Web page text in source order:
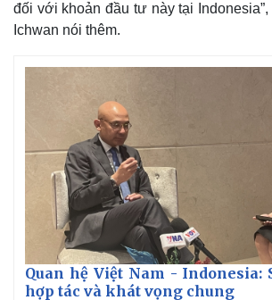
đối với khoản đầu tư này tại
Ichwan nói thêm.
Quan hệ Việt Nam - Indonesia:
hợp tác và khát vọng chung